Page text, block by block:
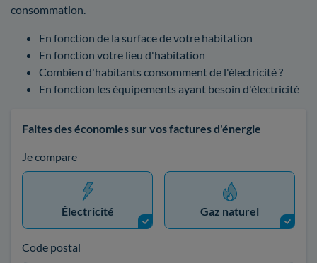
consommation.
En fonction de la surface de votre habitation
En fonction votre lieu d'habitation
Combien d'habitants consomment de l'électricité ?
En fonction les équipements ayant besoin d'électricité
Faites des économies sur vos factures d'énergie
Je compare
Électricité Gaz naturel
Code postal